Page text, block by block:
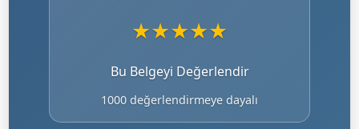
★★★★★
Bu Belgeyi Değerlendir
1000 değerlendirmeye dayalı